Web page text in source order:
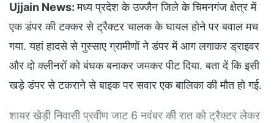
Ujjain News:मध्य प्रदेश के उज्जैन जिले के चिमनगंज क्षेत्र में
एक डंपर की टक्कर से ट्रैक्टर चालक के घायल होने पर बवाल मच
गया. यहां हादसे से गुस्साए ग्रामीणों ने डंपर में आग लगाकर ड्राइवर
और दो क्लीनरों को बंधक बनाकर जमकर पीट दिया. बता दें कि इसी
खड़े डंपर से टकराने से बाइक पर सवार एक बालिका की मौत हो गई.
शायर खेड़ी निवासी प्रवीण जाट 6 नवंबर की रात को ट्रैक्टर लेकर